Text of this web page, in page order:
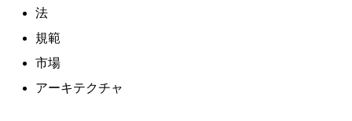
法
規範
市場
アーキテクチャ